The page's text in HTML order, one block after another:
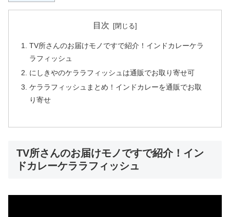
目次
TV所さんのお届けモノですで紹介！インドカレーケラ
ラフィッシュ
にしきやのケララフィッシュは通販でお取り寄せ可
ケララフィッシュまとめ！インドカレーを通販でお取
り寄せ
TV所さんのお届けモノですで紹介！イン
ドカレーケララフィッシュ